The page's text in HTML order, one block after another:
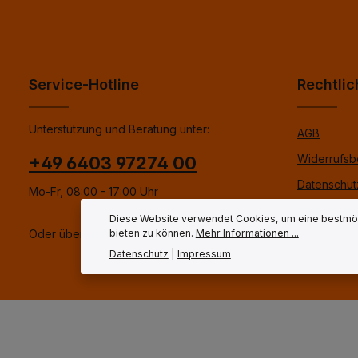
Service-Hotline
Unterstützung und Beratung unter:
+49 6403 97274 00
Mo-Fr, 08:00 - 17:00 Uhr
Oder über unserKontaktformular.
AGB
Diese Website verwendet Cookies, um eine
bieten zu können. Mehr Informationen ...
Datenschutz
Impressum